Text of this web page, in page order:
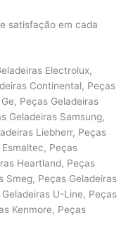
satisfação em cada
Electrolux,
Continental, Peças
Peças Geladeiras
Geladeiras Samsung,
Liebherr, Peças
Peças
Heartland, Peças
Smeg, Peças Geladeiras
U-Line, Peças
Kenmore, Peças